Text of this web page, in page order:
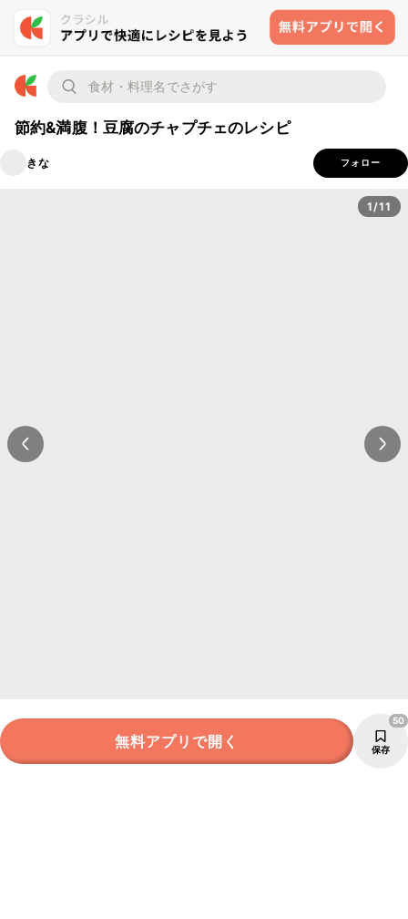
節約&満腹！豆腐のチャプチェのレシピ
きな フォロー
1/11
無料アプリで開く 保存
50